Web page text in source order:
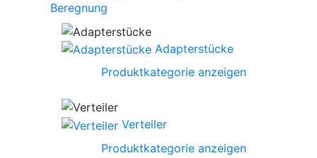
Beregnung
Adapterstücke
Produktkategorie anzeigen
Verteiler
Produktkategorie anzeigen